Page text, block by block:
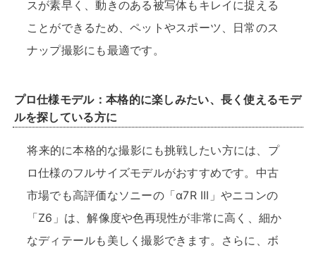
スが素早く、動きのある被写体もキレイに捉える
ことができるため、ペットやスポーツ、日常のス
ナップ撮影にも最適です。
プロ仕様モデル：本格的に楽しみたい、長く使えるモデ
ルを探している方に
将来的に本格的な撮影にも挑戦したい方には、プ
ロ仕様のフルサイズモデルがおすすめです。中古
市場でも高評価なソニーの「α7R III」やニコンの
「Z6」は、解像度や色再現性が非常に高く、細か
なディテールも美しく撮影できます。さらに、ボ